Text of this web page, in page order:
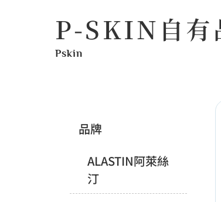
P-SKIN自有
Pskin
品牌
ALASTIN阿萊絲
汀